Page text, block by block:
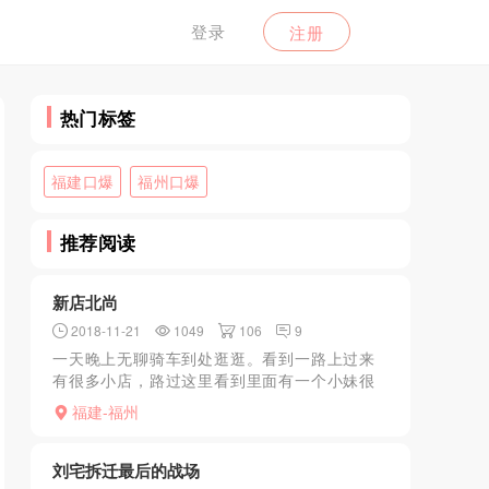
登录 注册
热门标签
福建口爆 福州口爆
推荐阅读
新店北尚
2018-11-21 1049 106 9
一天晚上无聊骑车到处逛逛。看到一路上过来
有很多小店，路过这里看到里面有一个小妹很
喜欢就进去了。然后才看到原来里面的小妹都
很不错。服务态度很好。不催。而且很配合。
福建-福州
刘宅拆迁最后的战场